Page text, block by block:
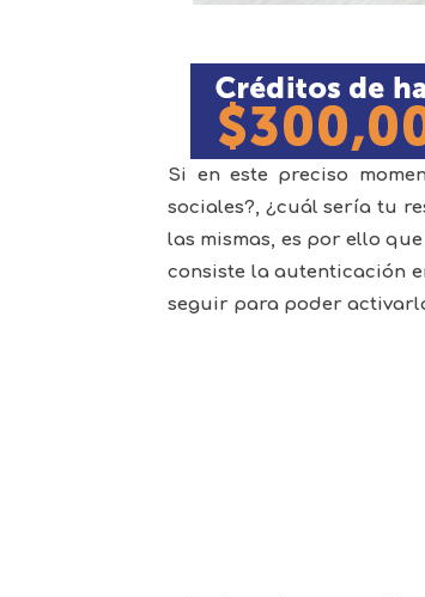
Si en este preciso
sociales?, ¿cuál sería tu
las mismas, es por ello
consiste la autenticación
seguir para poder